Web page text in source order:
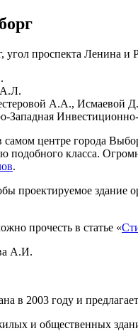
угол проспекта Ленина и
А.A., Исмаевой
Западная
центре города
класса.
.
проектируемое
прочесть в статье «
в 2003 году и
и общественных